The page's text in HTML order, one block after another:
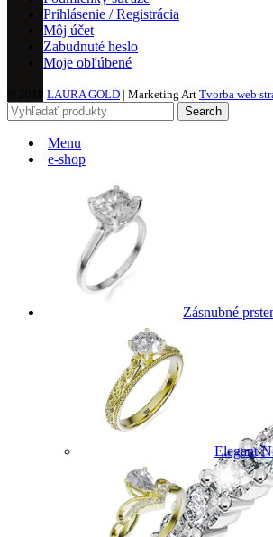
Prihlásenie / Registrácia
Môj účet
Zabudnuté heslo
Moje obľúbené
LAURA GOLD | Marketing Art Tvorba web
Search
Menu
e-shop
Zásnubné
Elegant